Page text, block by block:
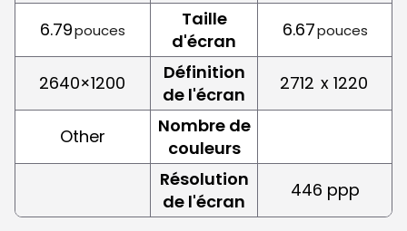
6.79pouces
Taille
d'écran
6.67pouces
2640×1200
Définition
de l'écran
2712 x 1220
Other
Nombre de
couleurs
Résolution
de l'écran
446 ppp